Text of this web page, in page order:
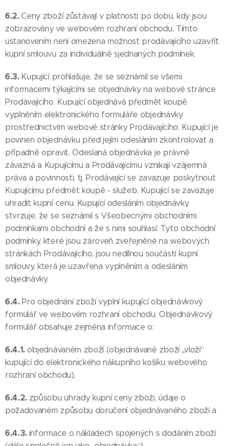
6.2.Ceny zboží zůstávají v platnosti po dobu, kdy jsou
zobrazovány ve webovém rozhraní obchodu. Tímto
ustanovením není omezena možnost prodávajícího uzavřít
kupní smlouvu za individuálně sjednaných podmínek.
6.3. Kupující prohlašuje, že se seznámil se všemi
informacemi týkajícími se objednávky na webové stránce
Prodávajícího. Kupující objednává předmět koupě
vyplněním elektronického formuláře objednávky
prostřednictvím webové stránky Prodávajícího. Kupující je
povinen objednávku před jejím odesláním zkontrolovat a
případně opravit. Odeslaná objednávka je právně
závazná a Kupujícímu a Prodávajícímu vznikají vzájemná
práva a povinnosti, tj. Prodávající se zavazuje poskytnout
Kupujícímu předmět koupě - služeb. Kupující se zavazuje
uhradit kupní cenu. Kupující odesláním objednávky
stvrzuje, že se seznámil s Všeobecnými obchodními
podmínkami obchodní a že s nimi souhlasí. Tyto obchodní
podmínky, které jsou zároveň zveřejněné na webových
stránkách Prodávajícího, jsou nedílnou součástí kupní
smlouvy, která je uzavřena vyplněním a odesláním
objednávky.
6.4.Pro objednání zboží vyplní kupující objednávkový
formulář ve webovém rozhraní obchodu. Objednávkový
formulář obsahuje zejména informace o:
6.4.1. objednávaném zboží (objednávané zboží „vloží“
kupující do elektronického nákupního košíku webového
rozhraní obchodu),
6.4.2. způsobu úhrady kupní ceny zboží, údaje o
požadovaném způsobu doručení objednávaného zboží a
6.4.3. informace o nákladech spojených s dodáním zboží